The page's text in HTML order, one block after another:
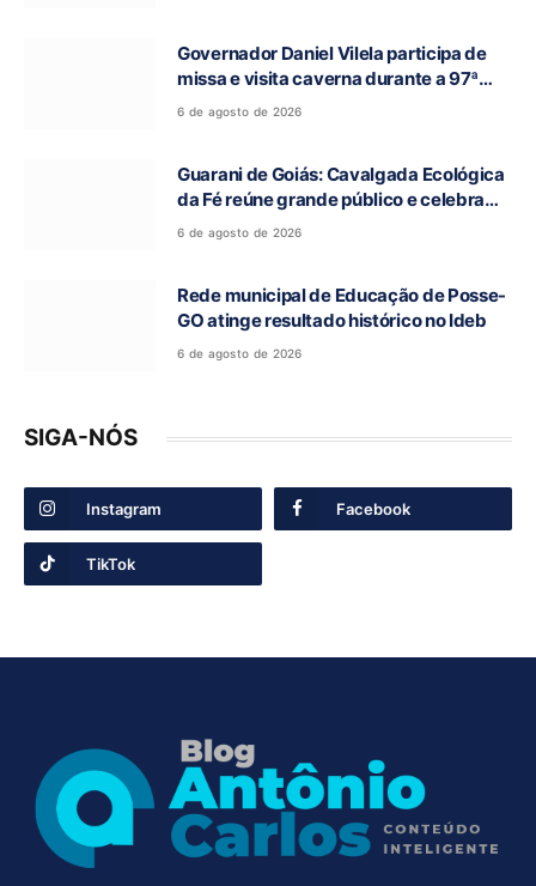
Governador Daniel Vilela participa de
missa e visita caverna durante a 97ª
Romaria do Bom Jesus da Lapa de Terra
6 de agosto de 2026
Guarani de Goiás: Cavalgada Ecológica
da Fé reúne grande público e celebra
tradição religiosa
6 de agosto de 2026
Rede municipal de Educação de Posse-
GO atinge resultado histórico no Ideb
6 de agosto de 2026
SIGA-NÓS
Instagram Facebook
TikTok